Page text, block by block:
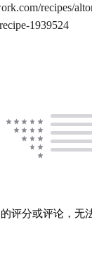
recipes/
1939524
评分或评论，无